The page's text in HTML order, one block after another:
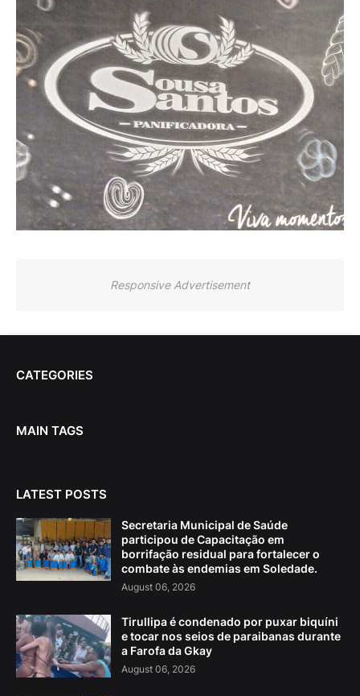
Responsive Advertisement
CATEGORIES
MAIN TAGS
LATEST POSTS
Secretaria Municipal de Saúde
participou de Capacitação em
borrifação residual para fortalecer o
combate às endemias em Soledade.
August 06, 2026
Tirullipa é condenado por puxar biquíni
e tocar nos seios de paraibanas durante
a Farofa da Gkay
August 06, 2026